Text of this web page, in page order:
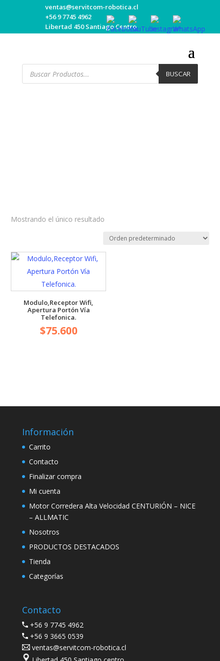
ventas@servitcom-robotica.cl
+56 9 7745 4962
Libertad 450 Santiago Centro
Búsqueda
productos
BUSCAR
Mostrando el único resultado
Modulo,Receptor Wifi,
Apertura Portón Vía
Telefonica.
$75.600
Información
Carrito
Contacto
Finalizar compra
Mi cuenta
Motor Corredera Alta Velocidad CENTURIÓN – NICE
– ALLMATIC
Nosotros
PRODUCTOS DESTACADOS
Tienda
Categorías
Contacto
+56 9 7745 4962
+56 9 3665 0539
ventas@servitcom-robotica.cl